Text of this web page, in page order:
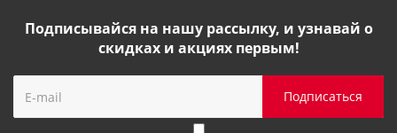
Подписывайся на нашу рассылку, и узнавай о
скидках и акциях первым!